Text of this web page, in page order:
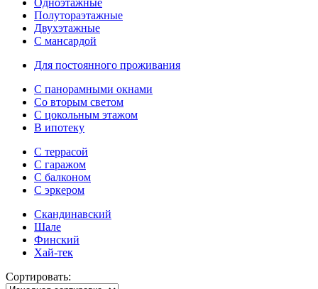
Одноэтажные
Полутораэтажные
Двухэтажные
С мансардой
Для постоянного проживания
С панорамными окнами
Со вторым светом
С цокольным этажом
В ипотеку
С террасой
С гаражом
С балконом
С эркером
Скандинавский
Шале
Финский
Хай-тек
Сортировать: